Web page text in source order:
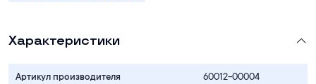
Характеристики
Артикул производителя 60012-00004